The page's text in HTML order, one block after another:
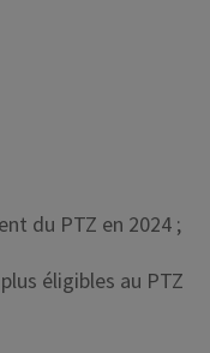
du PTZ en 2024 ;
éligibles au PTZ